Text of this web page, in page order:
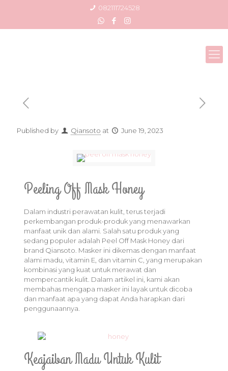
082111724528
Published by Qiansoto at June 19, 2023
Peeling Off Mask Honey
Dalam industri perawatan kulit, terus terjadi
perkembangan produk-produk yang menawarkan
manfaat unik dan alami. Salah satu produk yang
sedang populer adalah Peel Off Mask Honey dari
brand Qiansoto. Masker ini dikemas dengan manfaat
alami madu, vitamin E, dan vitamin C, yang merupakan
kombinasi yang kuat untuk merawat dan
mempercantik kulit. Dalam artikel ini, kami akan
membahas mengapa masker ini layak untuk dicoba
dan manfaat apa yang dapat Anda harapkan dari
penggunaannya.
Keajaiban Madu Untuk Kulit